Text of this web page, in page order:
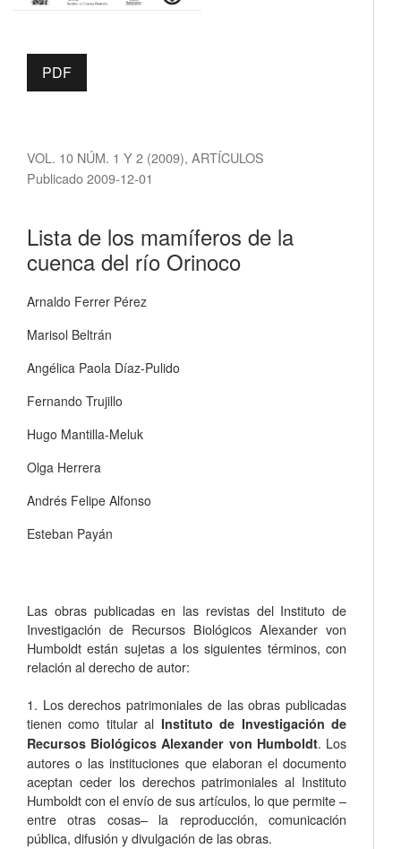
VOL. 10 NÚM. 1 Y 2 (2009), ARTÍCULOS
Lista de los mamíferos de la
cuenca del río Orinoco
Publicado 2009-12-01
Arnaldo Ferrer Pérez
Marisol Beltrán
Angélica Paola Díaz-Pulido
Fernando Trujillo
Hugo Mantilla-Meluk
Olga Herrera
Andrés Felipe Alfonso
Esteban Payán
PDF
Las obras publicadas en las revistas del Instituto de
Investigación de Recursos Biológicos Alexander von
Humboldt están sujetas a los siguientes términos, con
relación al derecho de autor:
1. Los derechos patrimoniales de las obras publicadas
tienen como titular al Instituto de Investigación de
Recursos Biológicos Alexander von Humboldt. Los
autores o las instituciones que elaboran el documento
aceptan ceder los derechos patrimoniales al Instituto
Humboldt con el envío de sus artículos, lo que permite –
entre otras cosas­– la reproducción, comunicación
pública, difusión y divulgación de las obras.